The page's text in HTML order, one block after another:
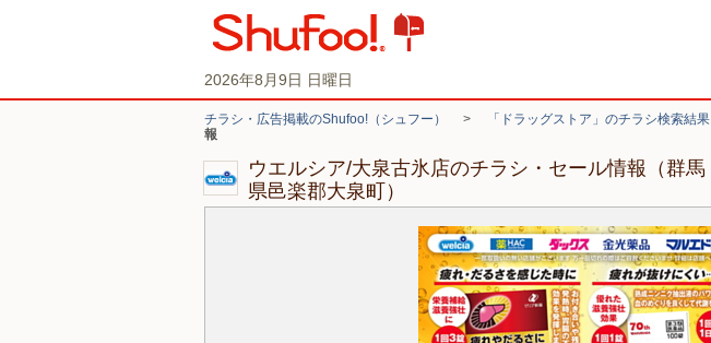
2026年8月9日 日曜日
チラシ・広告掲載のShufoo!（シュフー） > 「ドラッグストア」のチラシ検索結果
報
ウエルシア/大泉古氷店のチラシ・セール情報（群馬
県邑楽郡大泉町）